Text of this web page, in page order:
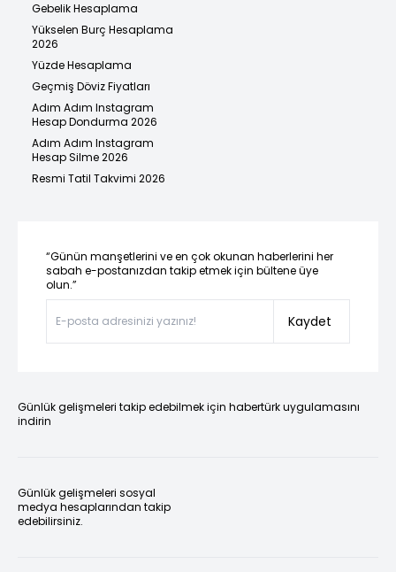
Gebelik Hesaplama
Yükselen Burç Hesaplama
2026
Yüzde Hesaplama
Geçmiş Döviz Fiyatları
Adım Adım Instagram
Hesap Dondurma 2026
Adım Adım Instagram
Hesap Silme 2026
Resmi Tatil Takvimi 2026
“Günün manşetlerini ve en çok okunan haberlerini her
sabah e-postanızdan takip etmek için bültene üye
olun.”
Kaydet
Günlük gelişmeleri takip edebilmek için habertürk uygulamasını
indirin
Günlük gelişmeleri sosyal
medya hesaplarından takip
edebilirsiniz.